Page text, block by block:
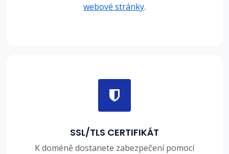
webové stránky.
SSL/TLS CERTIFIKÁT
K doméně dostanete zabezpečení pomocí